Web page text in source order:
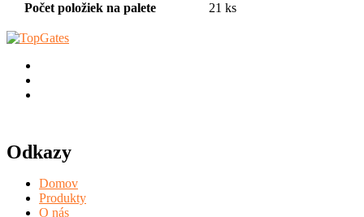
Počet položiek na palete 21 ks
Odkazy
Domov
Produkty
O nás